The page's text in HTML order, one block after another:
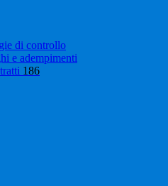
di controllo
e adempimenti
186